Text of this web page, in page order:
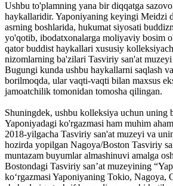
Ushbu to'plamning yana bir diqqatga
haykallaridir. Yaponiyaning keyingi Meidzi
asrning boshlarida, hukumat siyosati
yo'qotib, ibodatxonalarga moliyaviy bosim
qator buddist haykallari xususiy
nizomlarning ba'zilari Tasviriy san'at
Bugungi kunda ushbu haykallarni saqlash
borilmoqda, ular vaqti-vaqti bilan maxsus
jamoatchilik tomonidan tomosha qilingan.
Shuningdek, ushbu kolleksiya uchun uning
Yaponiyadagi ko'rgazmasi ham muhim
2018-yilgacha Tasviriy san'at muzeyi va
hozirda yopilgan Nagoya/Boston Tasviriy
muntazam buyumlar almashinuvi amalga
Bostondagi Tasviriy sanʼat muzeyining
koʻrgazmasi Yaponiyaning Tokio, Nagoya,